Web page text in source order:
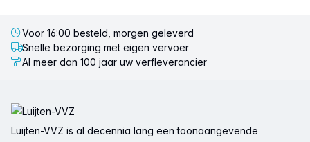
Voor 16:00 besteld, morgen geleverd
Snelle bezorging met eigen vervoer
Al meer dan 100 jaar uw verfleverancier
Luijten-VVZ is al decennia lang een toonaangevende